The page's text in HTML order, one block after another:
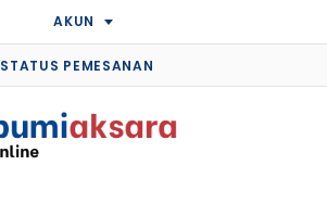
AKUN
STATUS PEMESANAN